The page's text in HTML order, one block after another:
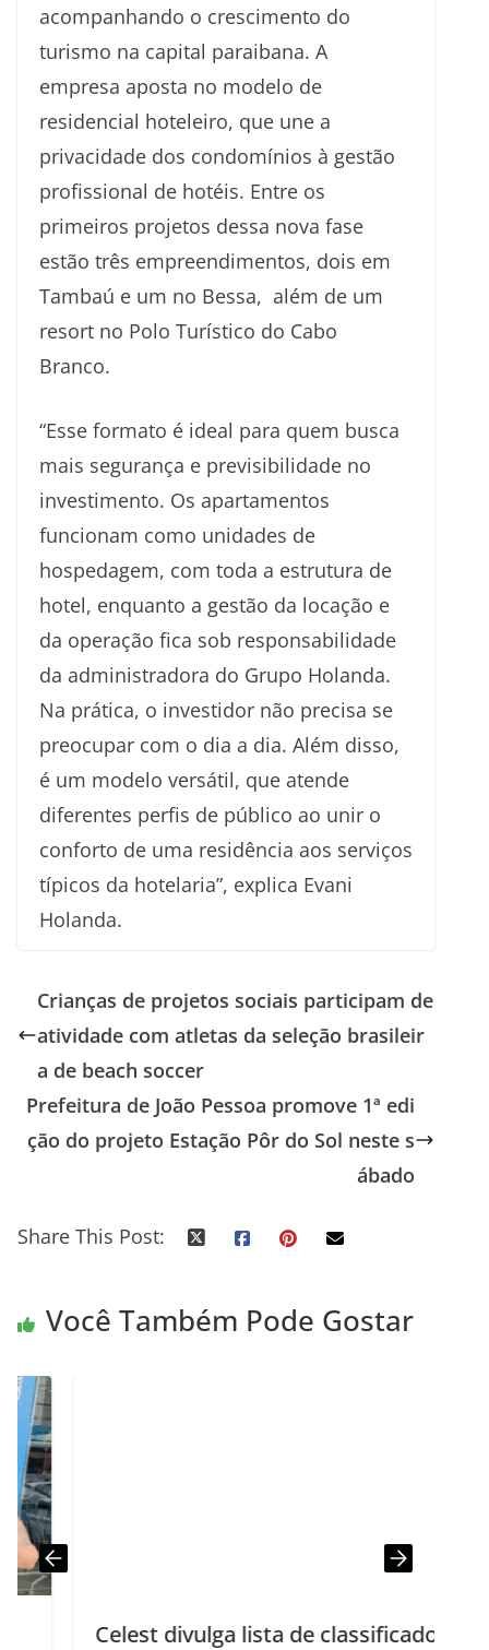
acompanhando o crescimento do
turismo na capital paraibana. A
empresa aposta no modelo de
residencial hoteleiro, que une a
privacidade dos condomínios à gestão
profissional de hotéis. Entre os
primeiros projetos dessa nova fase
estão três empreendimentos, dois em
Tambaú e um no Bessa, além de um
resort no Polo Turístico do Cabo
Branco.
“Esse formato é ideal para quem busca
mais segurança e previsibilidade no
investimento. Os apartamentos
funcionam como unidades de
hospedagem, com toda a estrutura de
hotel, enquanto a gestão da locação e
da operação fica sob responsabilidade
da administradora do Grupo Holanda.
Na prática, o investidor não precisa se
preocupar com o dia a dia. Além disso,
é um modelo versátil, que atende
diferentes perfis de público ao unir o
conforto de uma residência aos serviços
típicos da hotelaria”, explica Evani
Holanda.
Crianças de projetos sociais participam de
atividade com atletas da seleção brasileir
a de beach soccer
Prefeitura de João Pessoa promove 1ª edi
ção do projeto Estação Pôr do Sol neste s
ábado
Share This Post:
Você Também Pode Gostar
Celest divulga lista de classificados